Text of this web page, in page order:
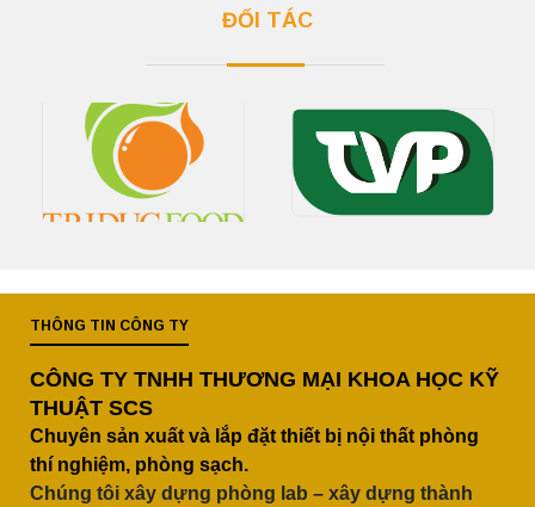
ĐỐI TÁC
THÔNG TIN CÔNG TY
CÔNG TY TNHH THƯƠNG MẠI KHOA HỌC KỸ
THUẬT SCS
Chuyên sản xuất và lắp đặt thiết bị nội thất phòng
thí nghiệm, phòng sạch.
Chúng tôi xây dựng phòng lab – xây dựng thành